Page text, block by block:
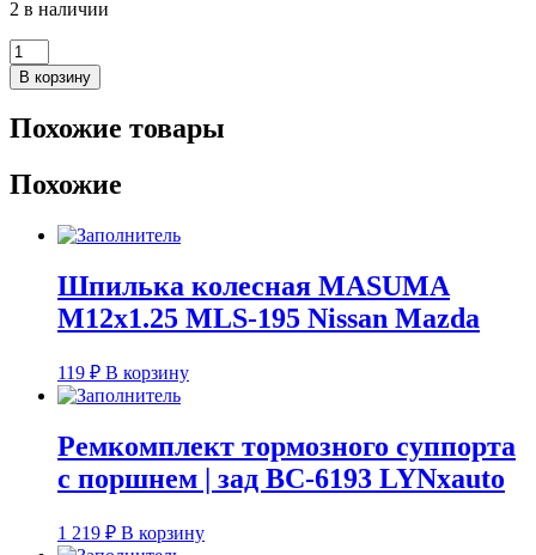
2 в наличии
Количество
товара
Болт
MASUMA
50
14мм/1,5
В корзину
Похожие товары
Похожие
Шпилька колесная MASUMA
M12x1.25 MLS-195 Nissan Mazda
119 ₽ В корзину
Ремкомплект тормозного суппорта
с поршнем | зад BC-6193 LYNxauto
1 219 ₽ В корзину